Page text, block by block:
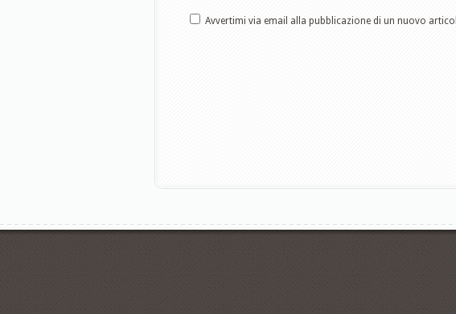
Avvertimi via email alla pubblicazione di un nuovo